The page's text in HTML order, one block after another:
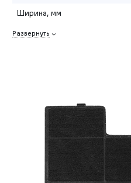
Ширина, мм
Развернуть